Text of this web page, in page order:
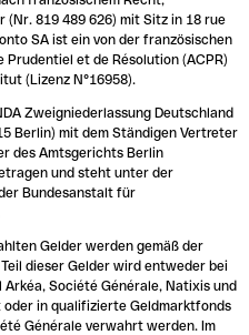
819 489 626) mit Sitz in 18 rue
SA ist ein von der französischen
et de Résolution (ACPR)
(Lizenz N°16958).
Zweigniederlassung Deutschland
Berlin) mit dem Ständigen Vertreter
des Amtsgerichts Berlin
und steht unter der
Bundesanstalt für
Gelder werden gemäß der
dieser Gelder wird entweder bei
Société Générale, Natixis und
in qualifizierte Geldmarktfonds
Générale verwahrt werden. Im